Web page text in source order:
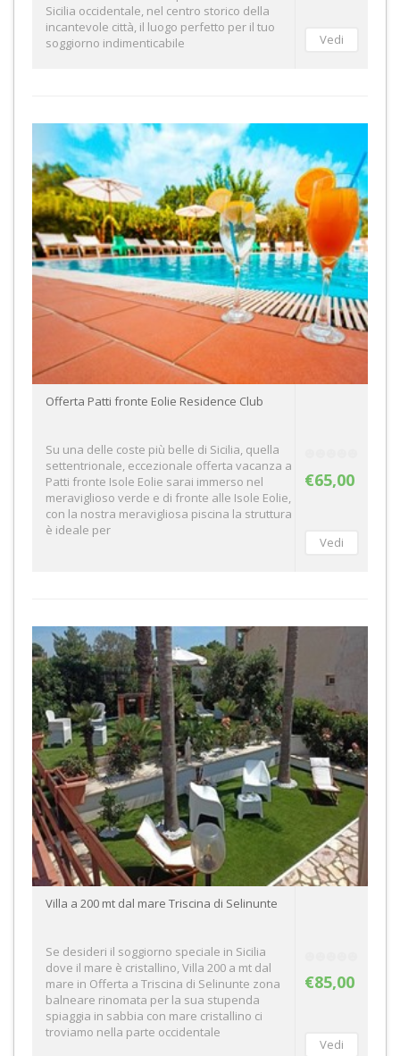
Sicilia occidentale, nel centro storico della
incantevole città, il luogo perfetto per il tuo
soggiorno indimenticabile
€65,00
Offerta Patti fronte Eolie Residence Club
Su una delle coste più belle di Sicilia, quella
settentrionale, eccezionale offerta vacanza a
Patti fronte Isole Eolie sarai immerso nel
meraviglioso verde e di fronte alle Isole Eolie,
con la nostra meravigliosa piscina la struttura
è ideale per
€85,00
Villa a 200 mt dal mare Triscina di Selinunte
Se desideri il soggiorno speciale in Sicilia
dove il mare è cristallino, Villa 200 a mt dal
mare in Offerta a Triscina di Selinunte zona
balneare rinomata per la sua stupenda
spiaggia in sabbia con mare cristallino ci
troviamo nella parte occidentale